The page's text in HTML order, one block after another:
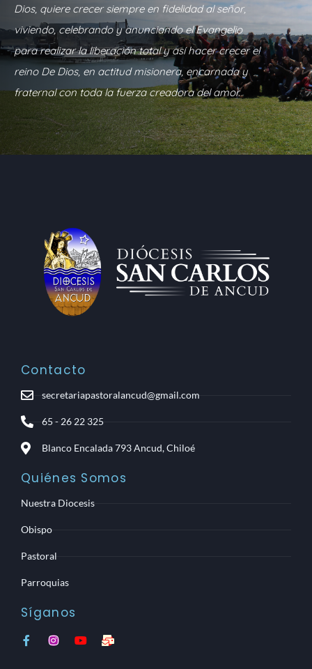
Dios, quiere crecer siempre en fidelidad al señor,
viviendo, celebrando y anunciando el Evangelio
para realizar la liberación total y así hacer crecer el
reino De Dios, en actitud misionera, encarnada y
fraternal con toda la fuerza creadora del amor.
Contacto
secretariapastoralancud@gmail.com
65 - 26 22 325
Blanco Encalada 793 Ancud, Chiloé
Quiénes Somos
Nuestra Diocesis
Obispo
Pastoral
Parroquias
Síganos
F
a
I
n
Y
M
a